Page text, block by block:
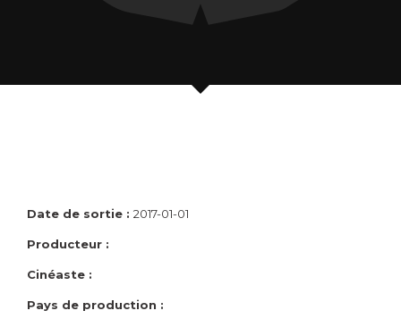
Date de sortie : 2017-01-01
Producteur :
Cinéaste :
Pays de production :